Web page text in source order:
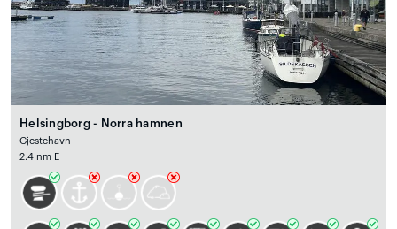
Helsingborg - Norra hamnen
Gjestehavn
2.4 nm E